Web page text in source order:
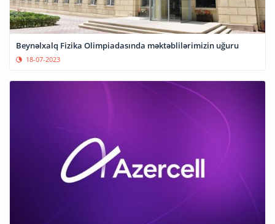
Beynəlxalq Fizika Olimpiadasında məktəblilərimizin uğuru
18-07-2023